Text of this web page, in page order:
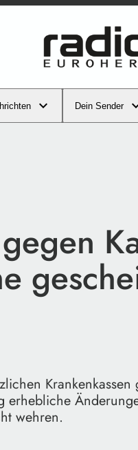
Dein Sender
erhebliche
wehren.